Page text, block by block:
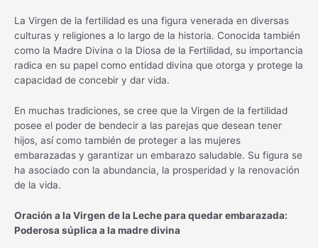
La Virgen de la fertilidad es una figura venerada en diversas
culturas y religiones a lo largo de la historia. Conocida también
como la Madre Divina o la Diosa de la Fertilidad, su importancia
radica en su papel como entidad divina que otorga y protege la
capacidad de concebir y dar vida.
En muchas tradiciones, se cree que la Virgen de la fertilidad
posee el poder de bendecir a las parejas que desean tener
hijos, así como también de proteger a las mujeres
embarazadas y garantizar un embarazo saludable. Su figura se
ha asociado con la abundancia, la prosperidad y la renovación
de la vida.
Oración a la Virgen de la Leche para quedar embarazada:
Poderosa súplica a la madre divina